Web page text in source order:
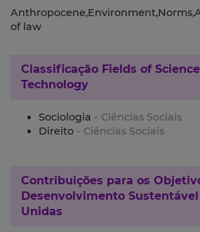
of law
Classificação Fields of
Technology
Sociologia - Ciências Sociais
Direito - Ciências Sociais
Contribuições para os
Desenvolvimento Sustentável
Unidas